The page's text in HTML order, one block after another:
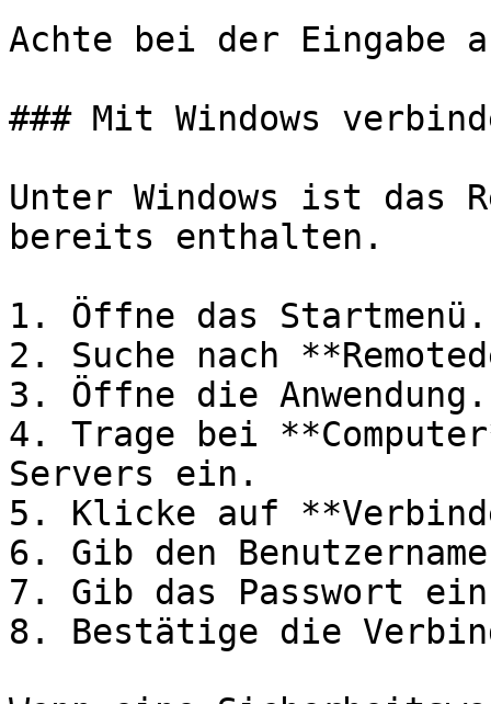
Achte bei der Eingabe
### Mit Windows
Unter Windows ist das
bereits enthalten.
1. Öffne das Startmenü.
2. Suche nach
3. Öffne die Anwendung.
4. Trage bei
Servers ein.
5. Klicke auf
6. Gib den
7. Gib das Passwort
8. Bestätige die